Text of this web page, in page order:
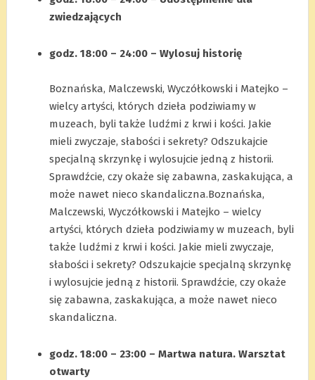
zwiedzających
godz. 18:00 – 24:00 – Wylosuj historię
Boznańska, Malczewski, Wyczółkowski i Matejko –
wielcy artyści, których dzieła podziwiamy w
muzeach, byli także ludźmi z krwi i kości. Jakie
mieli zwyczaje, słabości i sekrety? Odszukajcie
specjalną skrzynkę i wylosujcie jedną z historii.
Sprawdźcie, czy okaże się zabawna, zaskakująca, a
może nawet nieco skandaliczna.Boznańska,
Malczewski, Wyczółkowski i Matejko – wielcy
artyści, których dzieła podziwiamy w muzeach, byli
także ludźmi z krwi i kości. Jakie mieli zwyczaje,
słabości i sekrety? Odszukajcie specjalną skrzynkę
i wylosujcie jedną z historii. Sprawdźcie, czy okaże
się zabawna, zaskakująca, a może nawet nieco
skandaliczna.
godz. 18:00 – 23:00 – Martwa natura. Warsztat
otwarty